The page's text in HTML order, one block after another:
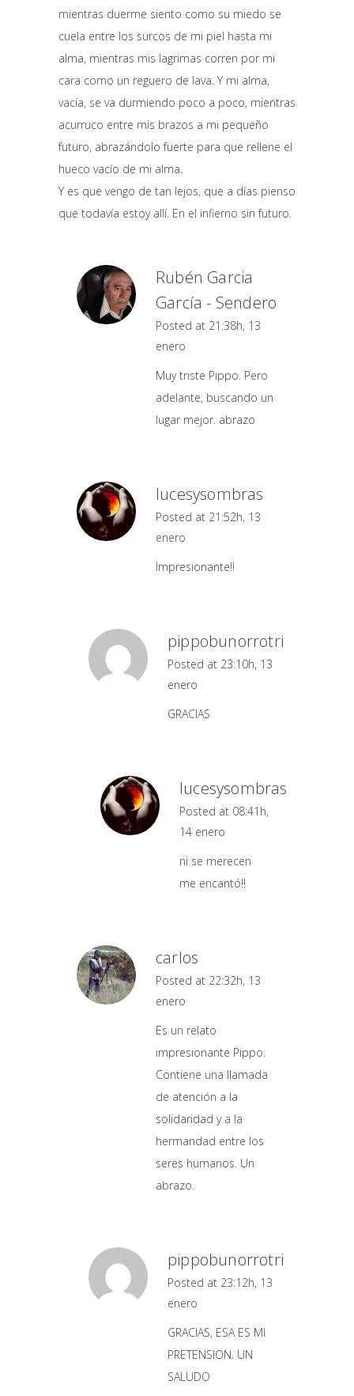
mientras duerme siento como su miedo se
cuela entre los surcos de mi piel hasta mi
alma, mientras mis lagrimas corren por mi
cara como un reguero de lava. Y mi alma,
vacía, se va durmiendo poco a poco, mientras
acurruco entre mis brazos a mi pequeño
futuro, abrazándolo fuerte para que rellene el
hueco vacío de mi alma.
Y es que vengo de tan lejos, que a días pienso
que todavía estoy allí. En el infierno sin futuro.
Rubén Garcia
García - Sendero
Posted at 21:38h, 13
enero
Muy triste Pippo. Pero
adelante, buscando un
lugar mejor. abrazo
lucesysombras
Posted at 21:52h, 13
enero
Impresionante!!
pippobunorrotri
Posted at 23:10h, 13
enero
GRACIAS
lucesysombras
Posted at 08:41h,
14 enero
ni se merecen
me encantó!!
carlos
Posted at 22:32h, 13
enero
Es un relato
impresionante Pippo.
Contiene una llamada
de atención a la
solidaridad y a la
hermandad entre los
seres humanos. Un
abrazo.
pippobunorrotri
Posted at 23:12h, 13
enero
GRACIAS, ESA ES MI
PRETENSION. UN
SALUDO